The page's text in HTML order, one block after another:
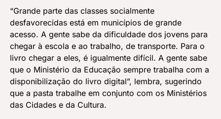
“Grande parte das classes socialmente
desfavorecidas está em municípios de grande
acesso. A gente sabe da dificuldade dos jovens para
chegar à escola e ao trabalho, de transporte. Para o
livro chegar a eles, é igualmente difícil. A gente sabe
que o Ministério da Educação sempre trabalha com a
disponibilização do livro digital”, lembra, sugerindo
que a pasta trabalhe em conjunto com os Ministérios
das Cidades e da Cultura.